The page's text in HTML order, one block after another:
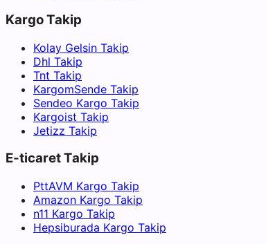
Kargo Takip
Kolay Gelsin Takip
Dhl Takip
Tnt Takip
KargomSende Takip
Sendeo Kargo Takip
Kargoist Takip
Jetizz Takip
E-ticaret Takip
PttAVM Kargo Takip
Amazon Kargo Takip
n11 Kargo Takip
Hepsiburada Kargo Takip